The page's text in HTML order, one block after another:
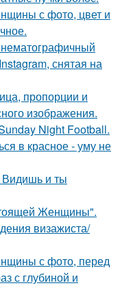
с фото, цвет и
снятая на
пропорции и
изображения.
Night Football.
в красное - уму не
и ты
Женщины".
визажиста/
с фото, перед
с глубиной и